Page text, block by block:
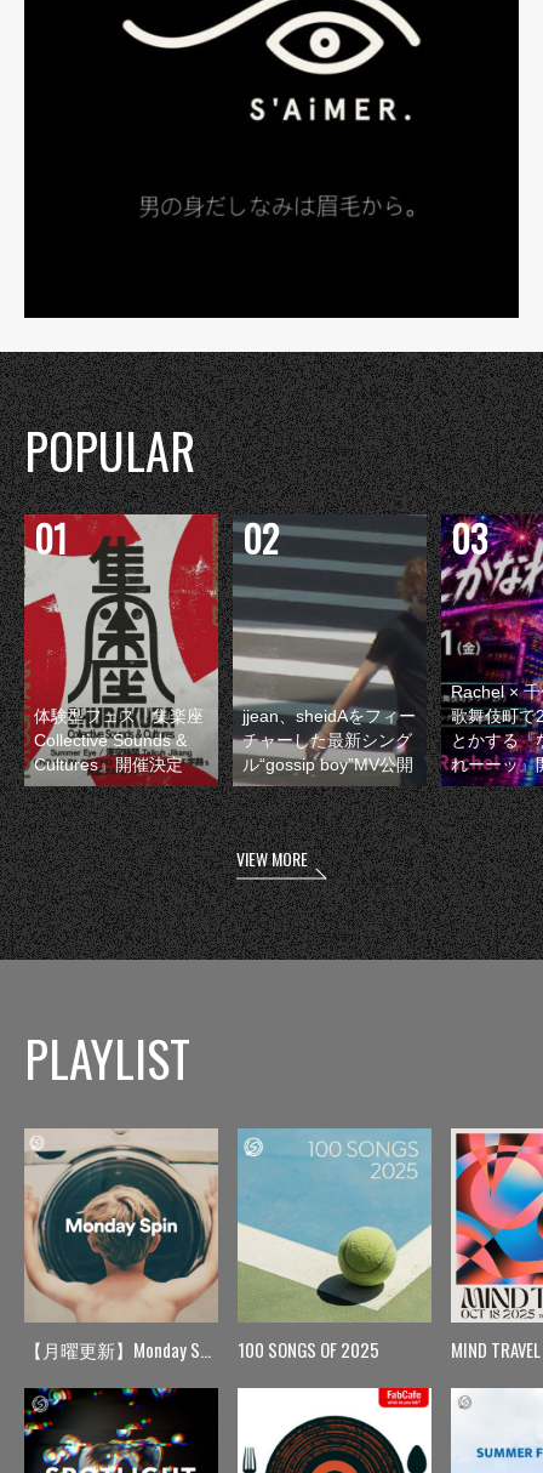
POPULAR
体験型フェス『集楽座
Collective Sounds &
Cultures』開催決定
jjean、sheidAをフィー
チャーした最新シング
ル“gossip boy”MV公開
Rachel ×
歌舞伎町で
とかする『
れーーッ』
VIEW MORE
PLAYLIST
【月曜更新】Monday Spin 100 SONGS OF 2025 MIND TRAVEL